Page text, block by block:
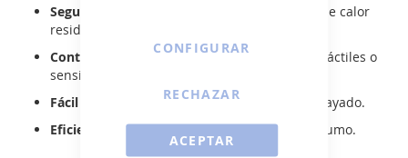
ACEPTAR
CONFIGURAR
RECHAZAR
Seguridad total:
bloqueo infantil y avisador de calor
residual.
Controles intuitivos:versiones con mandos táctiles o
sensitivos.
Fácil limpieza:
superficie lisa y resistente al rayado.
Eficiencia energética:modelos con bajo consumo.